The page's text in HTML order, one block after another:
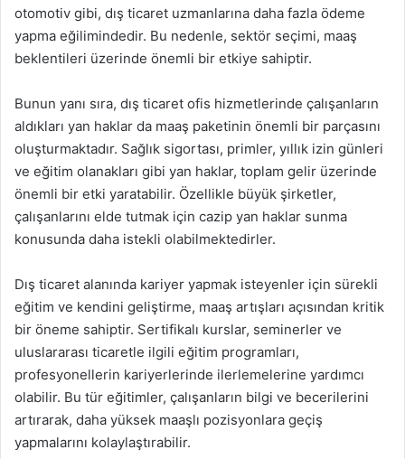
otomotiv gibi, dış ticaret uzmanlarına daha fazla ödeme
yapma eğilimindedir. Bu nedenle, sektör seçimi, maaş
beklentileri üzerinde önemli bir etkiye sahiptir.
Bunun yanı sıra, dış ticaret ofis hizmetlerinde çalışanların
aldıkları yan haklar da maaş paketinin önemli bir parçasını
oluşturmaktadır. Sağlık sigortası, primler, yıllık izin günleri
ve eğitim olanakları gibi yan haklar, toplam gelir üzerinde
önemli bir etki yaratabilir. Özellikle büyük şirketler,
çalışanlarını elde tutmak için cazip yan haklar sunma
konusunda daha istekli olabilmektedirler.
Dış ticaret alanında kariyer yapmak isteyenler için sürekli
eğitim ve kendini geliştirme, maaş artışları açısından kritik
bir öneme sahiptir. Sertifikalı kurslar, seminerler ve
uluslararası ticaretle ilgili eğitim programları,
profesyonellerin kariyerlerinde ilerlemelerine yardımcı
olabilir. Bu tür eğitimler, çalışanların bilgi ve becerilerini
artırarak, daha yüksek maaşlı pozisyonlara geçiş
yapmalarını kolaylaştırabilir.